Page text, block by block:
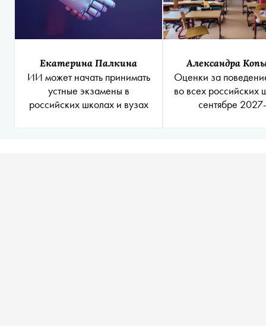
Екатерина Палкина
ИИ может начать принимать
устные экзамены в
российских школах и вузах
Александра
Оценки за
во всех российских
сентябре